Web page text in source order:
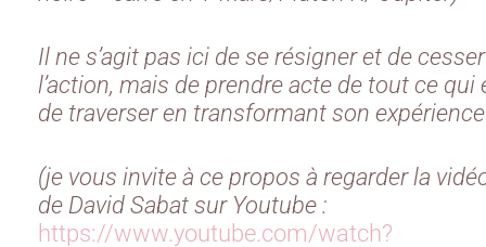
Il ne s’agit pas ici de se résigner et de cesser
l’action, mais de prendre acte de tout ce qui
de traverser en transformant son expérience
(je vous invite à ce propos à regarder la
de David Sabat sur Youtube :
https://www.youtube.com/watch?